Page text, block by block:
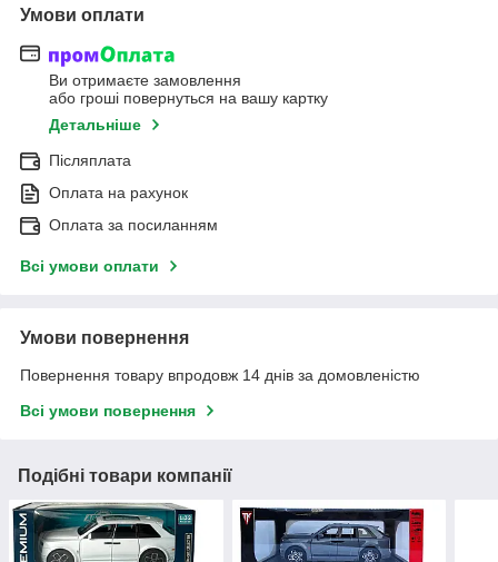
Умови оплати
Ви отримаєте замовлення
або гроші повернуться на вашу картку
Детальніше
Післяплата
Оплата на рахунок
Оплата за посиланням
Всі умови оплати
Умови повернення
Повернення товару впродовж 14 днів за домовленістю
Всі умови повернення
Подібні товари компанії